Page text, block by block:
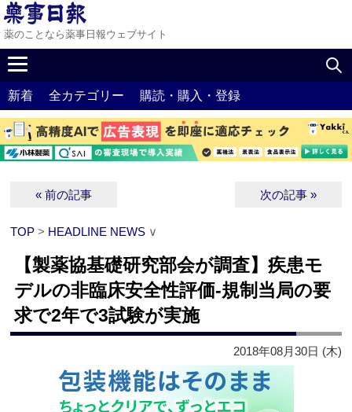
薬のことなら薬事日報ウェブサイト
新着 全カテゴリー 購読・購入・登録
« 前の記事 次の記事 »
TOP > HEADLINE NEWS ∨
【製薬協基礎研究部会が調査】疾患モ
デルの非臨床安全性評価‐規制当局の要
求で2年で3試験が実施
2018年08月30日 (木)